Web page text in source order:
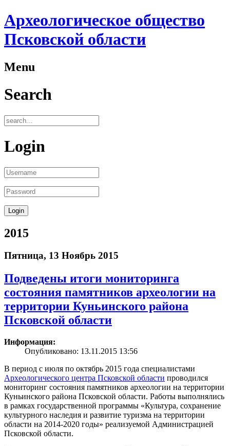
Археологическое общество
Псковской области
Menu
Search
Login
2015
Пятница, 13 Ноябрь 2015
Подведены итоги мониторинга
состояния памятников археологии на
территории Куньинского района
Псковской области
Информация:
Опубликовано: 13.11.2015 13:56
В период с июля по октябрь 2015 года специалистами
Археологического центра Псковской области проводился
мониторинг состояния памятников археологии на территории
Куньинского района Псковской области. Работы выполнялись
в рамках государственной программы «Культура, сохранение
культурного наследия и развитие туризма на территории
области на 2014-2020 годы» реализуемой Администрацией
Псковской области.